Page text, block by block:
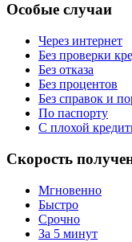
Особые случаи
Через интернет
Без проверки
Без отказа
Без процентов
Без справок и
По паспорту
С плохой
Скорость
Мгновенно
Быстро
Срочно
За 5 минут